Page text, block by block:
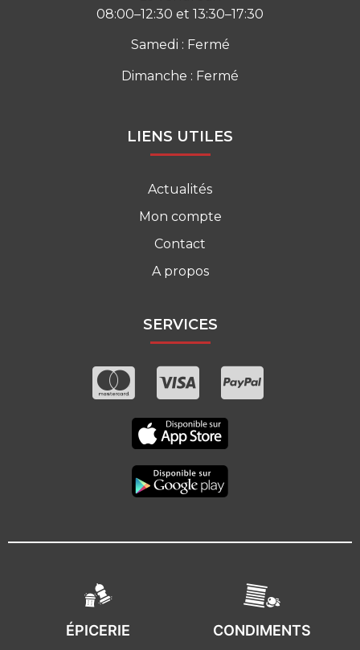
08:00–12:30 et 13:30–17:30
Samedi : Fermé
Dimanche : Fermé
LIENS UTILES
Actualités
Mon compte
Contact
A propos
SERVICES
ÉPICERIE CONDIMENTS